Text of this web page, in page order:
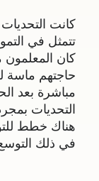
كانت التحديات
تتمثل في
كان المعلمون
حاجتهم ماسة
مباشرة بعد
التحديات
هناك خطط
في ذلك